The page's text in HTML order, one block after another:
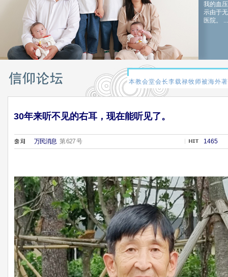
我的血
示由于
医院。 ...
30年来听不见的右耳，现在能听见了。
万民消息第 627 号 1465